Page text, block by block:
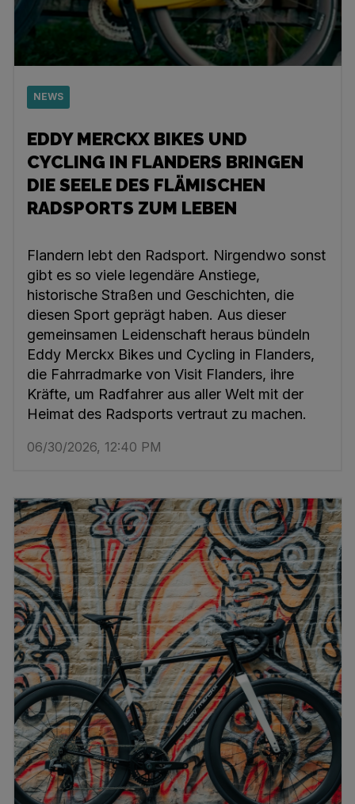
NEWS
EDDY MERCKX BIKES UND
CYCLING IN FLANDERS BRINGEN
DIE SEELE DES FLÄMISCHEN
RADSPORTS ZUM LEBEN
Flandern lebt den Radsport. Nirgendwo sonst
gibt es so viele legendäre Anstiege,
historische Straßen und Geschichten, die
diesen Sport geprägt haben. Aus dieser
gemeinsamen Leidenschaft heraus bündeln
Eddy Merckx Bikes und Cycling in Flanders,
die Fahrradmarke von Visit Flanders, ihre
Kräfte, um Radfahrer aus aller Welt mit der
Heimat des Radsports vertraut zu machen.
06/30/2026, 12:40 PM